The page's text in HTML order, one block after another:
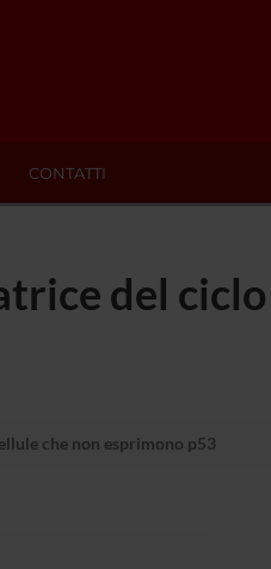
CONTATTI
del
che non esprimono p53